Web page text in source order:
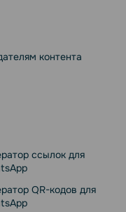
контента
ссылок для
QR-кодов для